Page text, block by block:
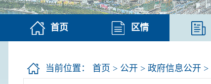
首页 区情
当前位置： 首页 > 公开 > 政府信息公开 >